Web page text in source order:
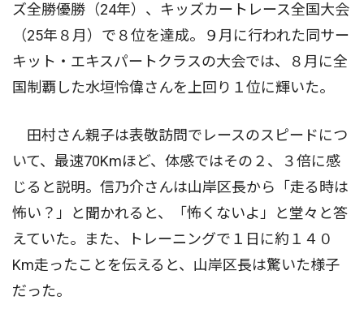
ズ全勝優勝（24年）、キッズカートレース全国大会
（25年８月）で８位を達成。９月に行われた同サー
キット・エキスパートクラスの大会では、８月に全
国制覇した水垣怜偉さんを上回り１位に輝いた。
田村さん親子は表敬訪問でレースのスピードにつ
いて、最速70Kmほど、体感ではその２、３倍に感
じると説明。信乃介さんは山岸区長から「走る時は
怖い？」と聞かれると、「怖くないよ」と堂々と答
えていた。また、トレーニングで１日に約１４０
Km走ったことを伝えると、山岸区長は驚いた様子
だった。